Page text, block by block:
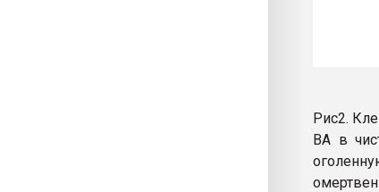
Рис2.
ВА в